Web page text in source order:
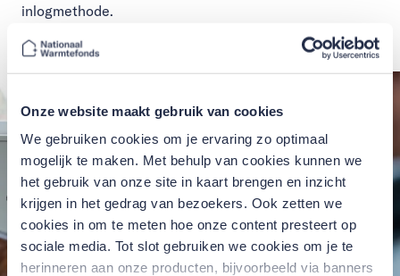
Onze website maakt gebruik van cookies
We gebruiken cookies om je ervaring zo optimaal
mogelijk te maken. Met behulp van cookies kunnen we
het gebruik van onze site in kaart brengen en inzicht
krijgen in het gedrag van bezoekers. Ook zetten we
cookies in om te meten hoe onze content presteert op
sociale media. Tot slot gebruiken we cookies om je te
herinneren aan onze producten, bijvoorbeeld via banners
inlogmethode.